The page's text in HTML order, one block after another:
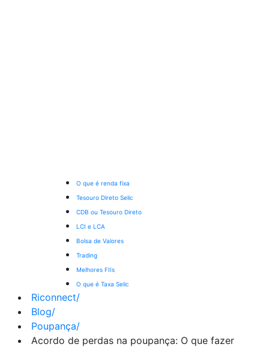
O que é renda fixa
Tesouro Direto Selic
CDB ou Tesouro Direto
LCI e LCA
Bolsa de Valores
Trading
Melhores FIIs
O que é Taxa Selic
Riconnect/
Blog/
Poupança/
Acordo de perdas na poupança: O que fazer